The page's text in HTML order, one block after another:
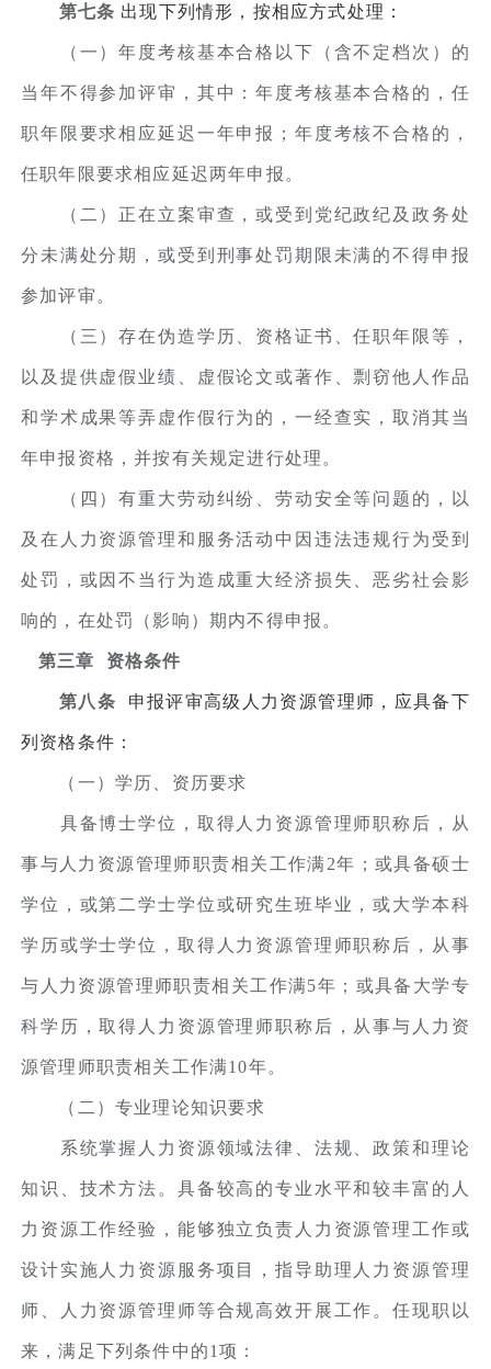
第七条 出现下列情形，按相应方式处理：
（一）年度考核基本合格以下（含不定档次）的
当年不得参加评审，其中：年度考核基本合格的，任
职年限要求相应延迟一年申报；年度考核不合格的，
任职年限要求相应延迟两年申报。
（二）正在立案审查，或受到党纪政纪及政务处
分未满处分期，或受到刑事处罚期限未满的不得申报
参加评审。
（三）存在伪造学历、资格证书、任职年限等，
以及提供虚假业绩、虚假论文或著作、剽窃他人作品
和学术成果等弄虚作假行为的，一经查实，取消其当
年申报资格，并按有关规定进行处理。
（四）有重大劳动纠纷、劳动安全等问题的，以
及在人力资源管理和服务活动中因违法违规行为受到
处罚，或因不当行为造成重大经济损失、恶劣社会影
响的，在处罚（影响）期内不得申报。
第三章 资格条件
第八条 申报评审高级人力资源管理师，应具备下
列资格条件：
（一）学历、资历要求
具备博士学位，取得人力资源管理师职称后，从
事与人力资源管理师职责相关工作满2年；或具备硕士
学位，或第二学士学位或研究生班毕业，或大学本科
学历或学士学位，取得人力资源管理师职称后，从事
与人力资源管理师职责相关工作满5年；或具备大学专
科学历，取得人力资源管理师职称后，从事与人力资
源管理师职责相关工作满10年。
（二）专业理论知识要求
系统掌握人力资源领域法律、法规、政策和理论
知识、技术方法。具备较高的专业水平和较丰富的人
力资源工作经验，能够独立负责人力资源管理工作或
设计实施人力资源服务项目，指导助理人力资源管理
师、人力资源管理师等合规高效开展工作。任现职以
来，满足下列条件中的1项：